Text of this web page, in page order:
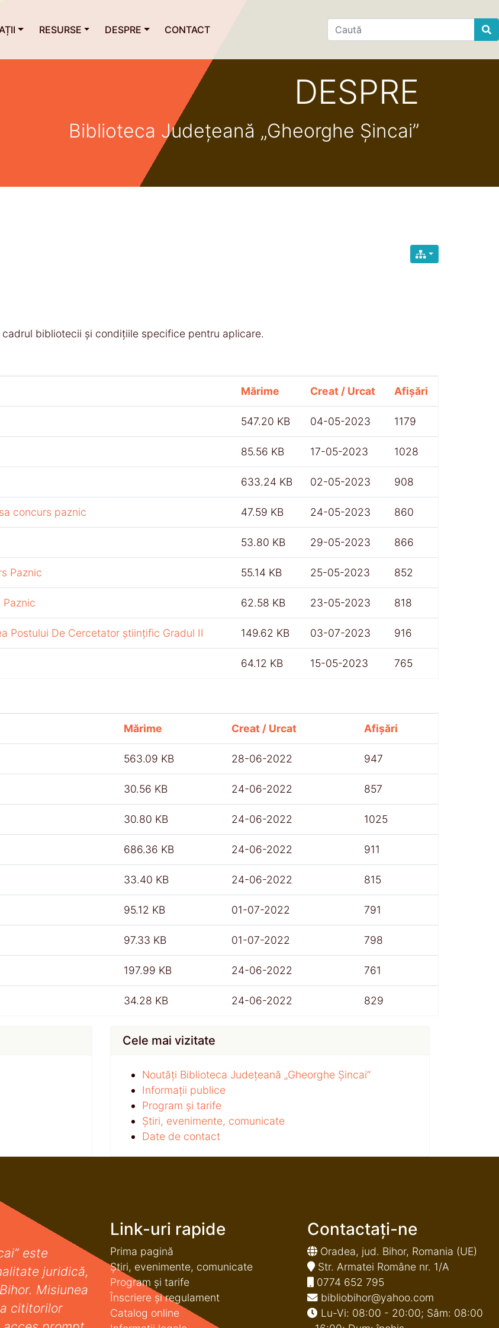
RESURSE DESPRE CONTACT
Find
DESPRE
Biblioteca Județeană „Gheorghe Șincai”
bibliotecii și condițiile specifice pentru aplicare.
Mărime Creat / Urcat Afișări
547.20 KB 04-05-2023 1179
85.56 KB 17-05-2023 1028
633.24 KB 02-05-2023 908
concurs paznic 47.59 KB 24-05-2023 860
53.80 KB 29-05-2023 866
Paznic 55.14 KB 25-05-2023 852
Paznic 62.58 KB 23-05-2023 818
Postului De Cercetator științific Gradul II 149.62 KB 03-07-2023 916
64.12 KB 15-05-2023 765
Mărime Creat / Urcat Afișări
563.09 KB 28-06-2022 947
30.56 KB 24-06-2022 857
30.80 KB 24-06-2022 1025
686.36 KB 24-06-2022 911
33.40 KB 24-06-2022 815
95.12 KB 01-07-2022 791
97.33 KB 01-07-2022 798
197.99 KB 24-06-2022 761
34.28 KB 24-06-2022 829
Cele mai vizitate
Noutăți Biblioteca Județeană „Gheorghe Șincai”
Informații publice
Program și tarife
Știri, evenimente, comunicate
Date de contact
este
juridică,
Misiunea
cititorilor
Link-uri rapide
Prima pagină
Știri, evenimente, comunicate
Program și tarife
Înscriere și regulament
Catalog online
Contactați-ne
Oradea, jud. Bihor, Romania (UE)
Str. Armatei Române nr. 1/A
0774 652 795
bibliobihor@yahoo.com
Lu-Vi: 08:00 - 20:00; Sâm: 08:00